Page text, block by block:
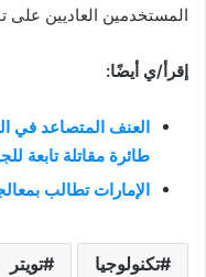
المستخدمين العاديين على
إقرأ/ي أيضًا:
العنف المتصاعد في
طائرة مقاتلة تابعة
الإمارات تطالب
تكنولوجيا تويتر